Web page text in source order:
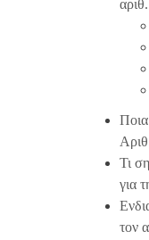
Ποια
Τι
για
τον